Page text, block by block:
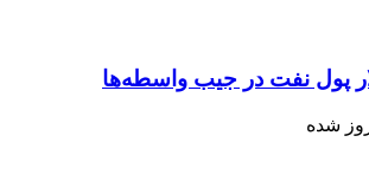
پول نفت در جیب واسطه‌ها
شده